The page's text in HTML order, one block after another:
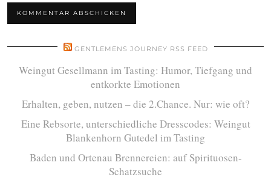
GENTLEMENS JOURNEY RSS FEED
Weingut Gesellmann im Tasting: Humor, Tiefgang und
entkorkte Emotionen
Erhalten, geben, nutzen – die 2.Chance. Nur: wie oft?
Eine Rebsorte, unterschiedliche Dresscodes: Weingut
Blankenhorn Gutedel im Tasting
Baden und Ortenau Brennereien: auf Spirituosen-
Schatzsuche